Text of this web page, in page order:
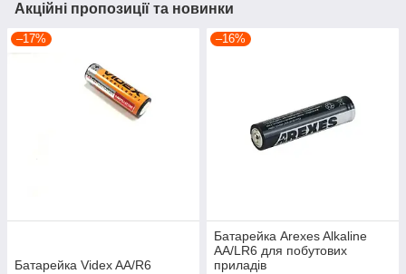
Акційні пропозиції та новинки
–17%
Батарейка Videx AA/R6
–16%
Батарейка Arexes Alkaline
AA/LR6 для побутових
приладів